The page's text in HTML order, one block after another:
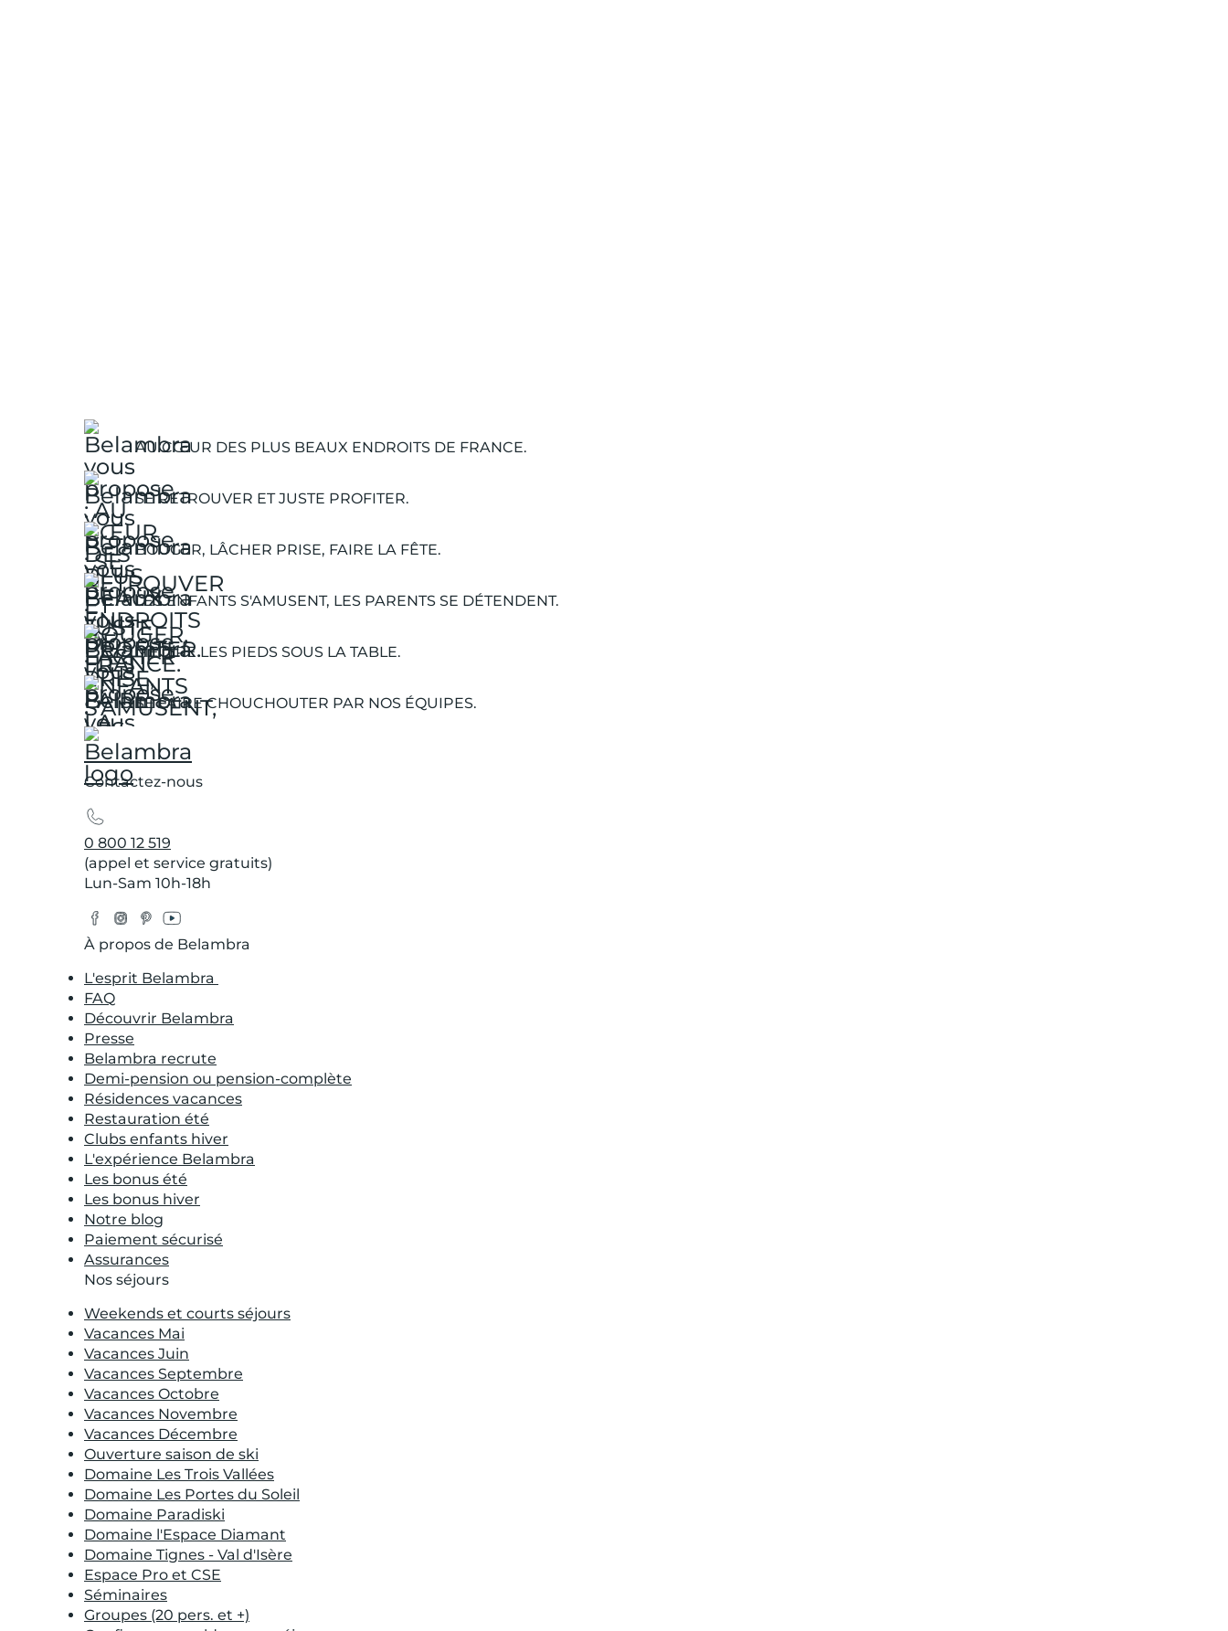
AU CŒUR DES PLUS BEAUX ENDROITS DE FRANCE.
SE RETROUVER ET JUSTE PROFITER.
BOUGER, LÂCHER PRISE, FAIRE LA FÊTE.
LES ENFANTS S'AMUSENT, LES PARENTS SE DÉTENDENT.
METTRE LES PIEDS SOUS LA TABLE.
SE FAIRE CHOUCHOUTER PAR NOS ÉQUIPES.
Contactez-nous
0 800 12 519
(appel et service gratuits)
Lun-Sam 10h-18h
Facebook
Instagram
Pinterest
YouTube
À propos de Belambra
L'esprit Belambra
FAQ
Découvrir Belambra
Presse
Belambra recrute
Demi-pension ou pension-complète
Résidences vacances
Restauration été
Clubs enfants hiver
L'expérience Belambra
Les bonus été
Les bonus hiver
Notre blog
Paiement sécurisé
Assurances
Nos séjours
Weekends et courts séjours
Vacances Mai
Vacances Juin
Vacances Septembre
Vacances Octobre
Vacances Novembre
Vacances Décembre
Ouverture saison de ski
Domaine Les Trois Vallées
Domaine Les Portes du Soleil
Domaine Paradiski
Domaine l'Espace Diamant
Domaine Tignes - Val d'Isère
Espace Pro et CSE
Séminaires
Groupes (20 pers. et +)